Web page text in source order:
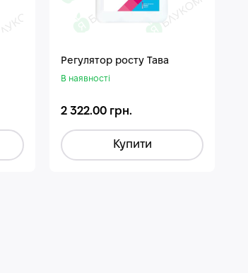
Регулятор росту Тава
В наявності
2 322.00 грн.
Купити